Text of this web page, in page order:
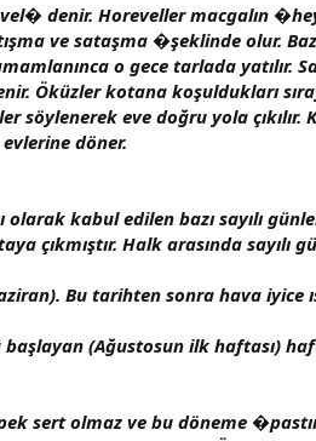
denir. Horeveller macgalın
ve sataşma �şeklinde olur.
o gece tarlada yatılır.
Öküzler kotana koşuldukları
söylenerek eve doğru yola
döner.
kabul edilen bazı sayılı
çıkmıştır. Halk arasında sayılı
Bu tarihten sonra hava iyice
(Ağustosun ilk haftası)
sert olmaz ve bu döneme